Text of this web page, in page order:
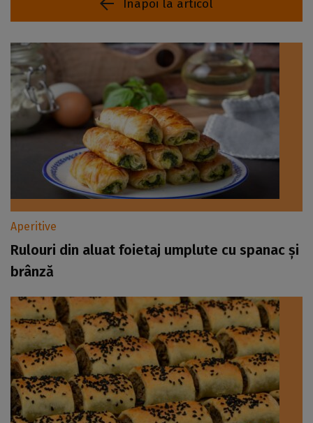
Înapoi la articol
Aperitive
Rulouri din aluat foietaj umplute cu spanac și
brânză